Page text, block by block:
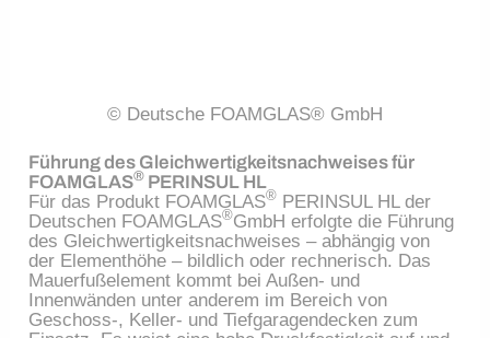
© Deutsche FOAMGLAS® GmbH
Führung des Gleichwertigkeitsnachweises für
FOAMGLAS® PERINSUL HL
Für das Produkt FOAMGLAS® PERINSUL HL der
Deutschen FOAMGLAS®GmbH erfolgte die Führung
des Gleichwertigkeitsnachweises – abhängig von
der Elementhöhe – bildlich oder rechnerisch. Das
Mauerfußelement kommt bei Außen- und
Innenwänden unter anderem im Bereich von
Geschoss-, Keller- und Tiefgaragendecken zum